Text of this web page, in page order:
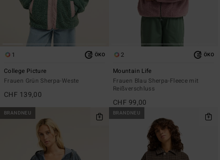
1 ÖKO
College Picture
Frauen Grün Sherpa-Weste
CHF 139,00
2 ÖKO
Mountain Life
Frauen Blau Sherpa-Fleece mit
Reißverschluss
CHF 99,00
BRANDNEU BRANDNEU